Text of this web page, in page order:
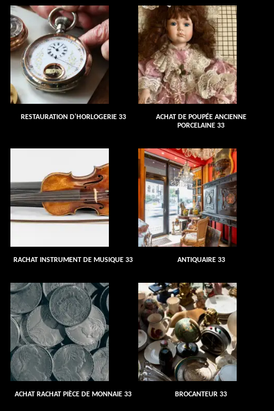
RESTAURATION D'HORLOGERIE 33
ACHAT DE POUPÉE ANCIENNE
PORCELAINE 33
RACHAT INSTRUMENT DE MUSIQUE 33 ANTIQUAIRE 33
ACHAT RACHAT PIÈCE DE MONNAIE 33 BROCANTEUR 33